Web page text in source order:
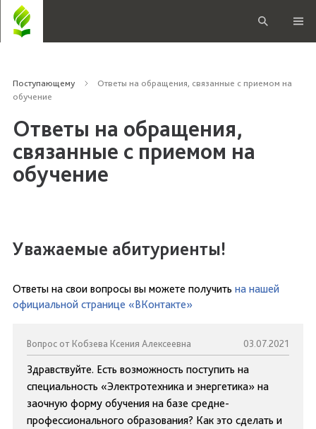
Поступающему
Ответы на обращения, связанные с приемом на
обучение
Ответы на обращения,
связанные с приемом на
обучение
Уважаемые абитуриенты!
Ответы на свои вопросы вы можете получить на нашей
официальной странице «ВКонтакте»
Вопрос от Кобзева Ксения Алексеевна 03.07.2021
Здравствуйте. Есть возможность поступить на
специальность «Электротехника и энергетика» на
заочную форму обучения на базе средне-
профессионального образования? Как это сделать и